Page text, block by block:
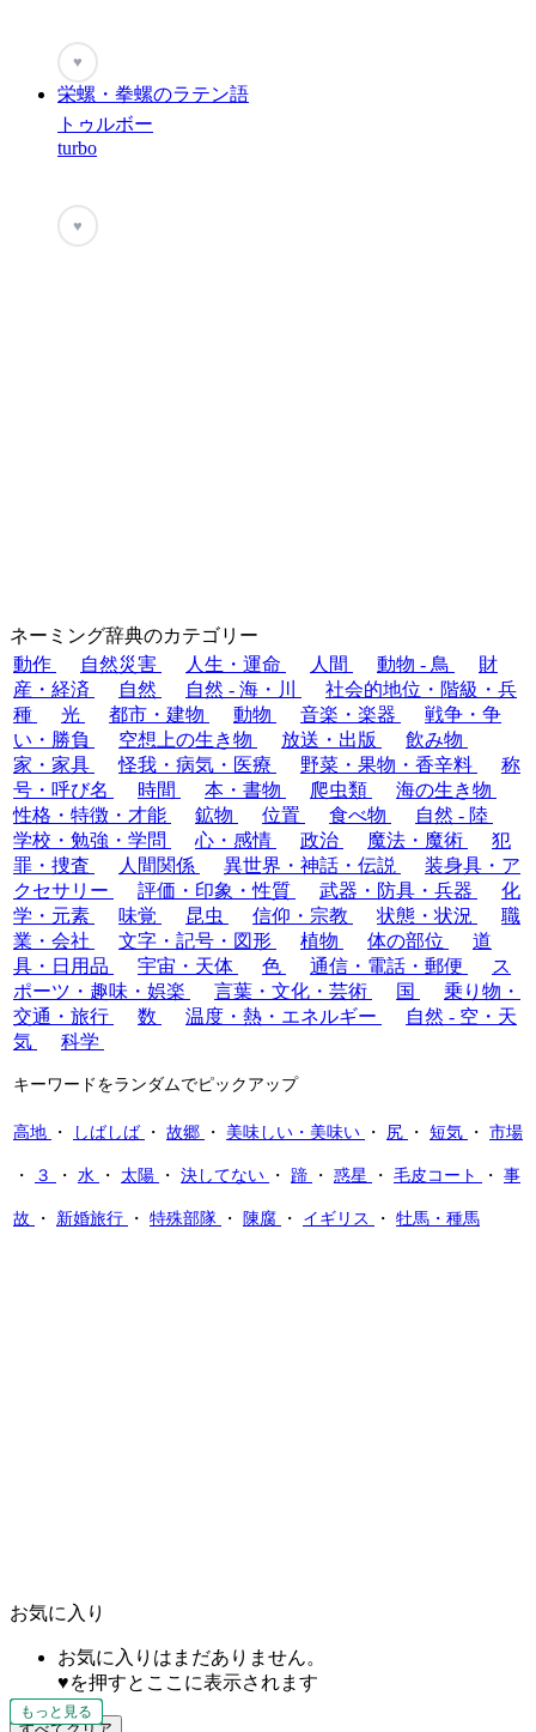
もっと見る
もっと見る
もっと見る
もっと見る
もっと見る
もっと見る
もっと見る
もっと見る
もっと見る
もっと見る
もっと見る
もっと見る
もっと見る
♥
栄螺・拳螺のラテン語
トゥルボー
turbo
♥
ネーミング辞典のカテゴリー
動作
自然災害 人生・運命 人間 動物 - 鳥
財
産・経済
自然 自然 - 海・川
社会的地位・階級・兵
種
光 都市・建物 動物 音楽・楽器
戦争・争
い・勝負
空想上の生き物 放送・出版
飲み物
家・家具
怪我・病気・医療 野菜・果物・香辛料
称
号・呼び名
時間 本・書物 爬虫類
海の生き物
性格・特徴・才能
鉱物 位置 食べ物
自然 - 陸
学校・勉強・学問
心・感情 政治 魔法・魔術
犯
罪・捜査
人間関係 異世界・神話・伝説
装身具・ア
クセサリー
評価・印象・性質 武器・防具・兵器
化
学・元素
味覚 昆虫 信仰・宗教 状態・状況
職
業・会社
文字・記号・図形 植物 体の部位
道
具・日用品
宇宙・天体 色 通信・電話・郵便
ス
ポーツ・趣味・娯楽
言葉・文化・芸術 国
乗り物・
交通・旅行
数 温度・熱・エネルギー
自然 - 空・天
気
科学
キーワードをランダムでピックアップ
高地 ・ しばしば ・ 故郷 ・ 美味しい・美味い ・ 尻 ・ 短気 ・ 市場
・ ３ ・ 水 ・ 太陽 ・ 決してない ・ 蹄 ・ 惑星 ・ 毛皮コート ・ 事
故 ・ 新婚旅行 ・ 特殊部隊 ・ 陳腐 ・ イギリス ・ 牡馬・種馬
お気に入り
お気に入りはまだありません。
♥を押すとここに表示されます